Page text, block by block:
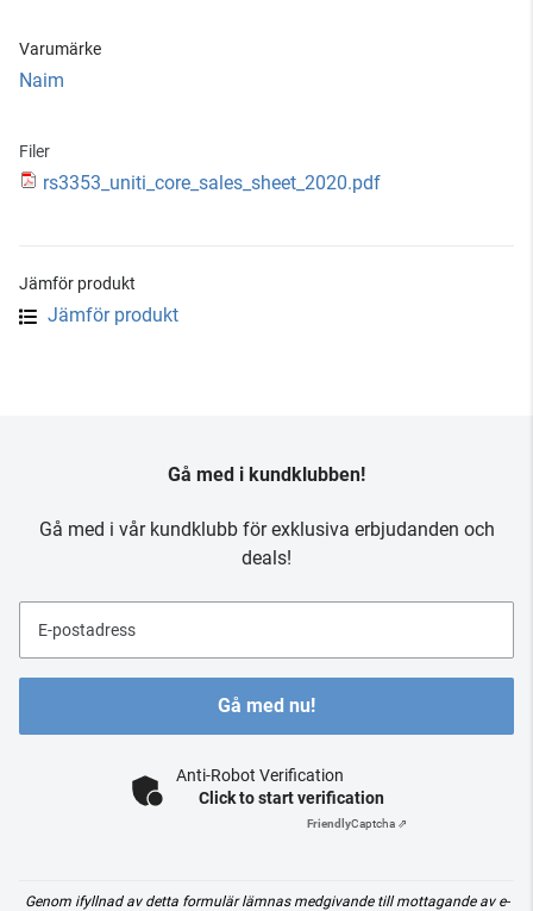
Varumärke
Naim
Filer
rs3353_uniti_core_sales_sheet_2020.pdf
Jämför produkt
Jämför produkt
Gå med i kundklubben!
Gå med i vår kundklubb för exklusiva erbjudanden och
deals!
E-postadress
Gå med nu!
Anti-Robot Verification
Click to start verification
FriendlyCaptcha ⇗
Genom ifyllnad av detta formulär lämnas medgivande till mottagande av e-